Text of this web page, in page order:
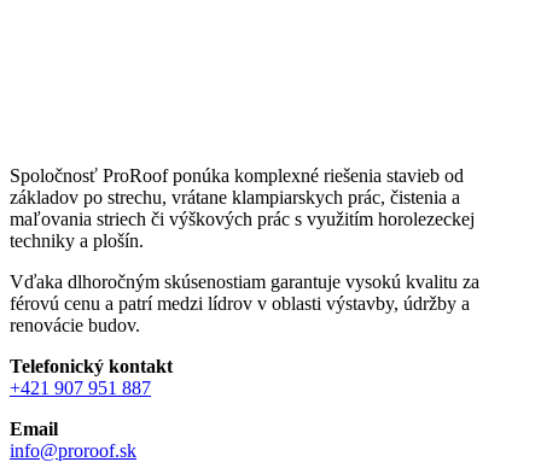
Spoločnosť ProRoof ponúka komplexné riešenia stavieb od
základov po strechu, vrátane klampiarskych prác, čistenia a
maľovania striech či výškových prác s využitím horolezeckej
techniky a plošín.
Vďaka dlhoročným skúsenostiam garantuje vysokú kvalitu za
férovú cenu a patrí medzi lídrov v oblasti výstavby, údržby a
renovácie budov.
Telefonický kontakt
+421 907 951 887
Email
info@proroof.sk